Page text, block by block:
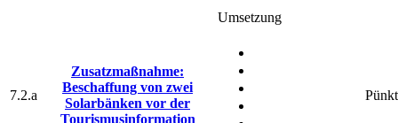
Umsetzung
7.2.a
Zusatzmaßnahme:
Beschaffung von zwei
Solarbänken vor der
Tourismusinformation